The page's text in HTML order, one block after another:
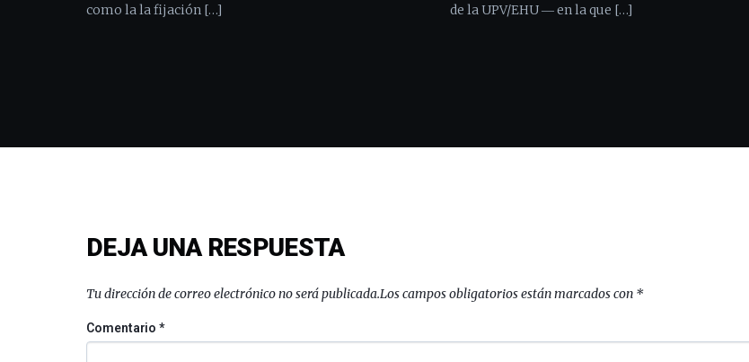
como la la fijación […]
de la UPV/EHU ― en la que […]
DEJA UNA RESPUESTA
Tu dirección de correo electrónico no será publicada.Los campos obligatorios están marcados con *
Comentario*